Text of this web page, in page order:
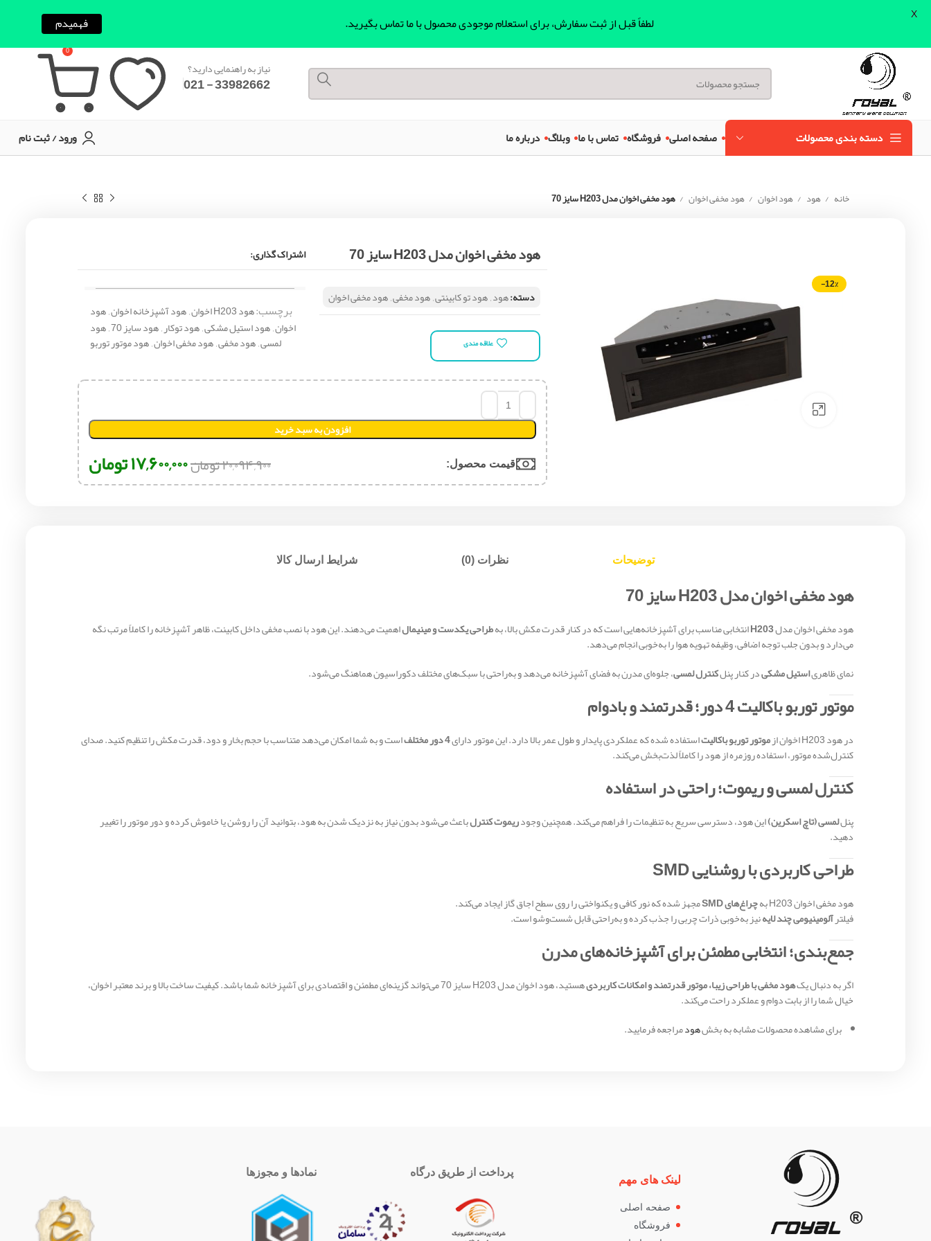
نیاز به راهنمایی دارید؟
33982662 - 021
0
دسته بندی محصولات صفحه اصلی فروشگاه تماس با ما وبلاگ درباره ما ورود / ثبت نام
خانه هود هود اخوان هود مخفی اخوان هود مخفی اخوان مدل H203 سایز 70
-12%
هود مخفی اخوان مدل H203 سایز 70 اشتراک گذاری:
دسته:هود,هود تو کابینتی,هود مخفی,هود مخفی اخوان
علاقه مندی
برچسب:هود H203 اخوان ,هود آشپزخانه اخوان,هود
اخوان,هود استیل مشکی,هود توکار,هود سایز 70 ,هود
لمسی,هود مخفی,هود مخفی اخوان,هود موتور توربو
افزودن به سبد خرید
قیمت محصول:​ ۲۰,۰۹۴,۹۰۰تومان۱۷,۶۰۰,۰۰۰تومان
توضیحات نظرات (0) شرایط ارسال کالا
هود مخفی اخوان مدل H203 سایز 70
هود مخفی اخوان مدلH203انتخابی مناسب برای آشپزخانه‌هایی است که در کنار قدرت مکش بالا، بهطراحی یکدست و مینیمالاهمیت می‌دهند. این هود با نصب مخفی داخل کابینت، ظاهر آشپزخانه را کاملاً مرتب نگه
می‌دارد و بدون جلب توجه اضافی، وظیفه تهویه هوا را به‌خوبی انجام می‌دهد.
نمای ظاهریاستیل مشکیدر کنار پنلکنترل لمسی، جلوه‌ای مدرن به فضای آشپزخانه می‌دهد و به‌راحتی با سبک‌های مختلف دکوراسیون هماهنگ می‌شود.
موتور توربو باکالیت 4 دور؛ قدرتمند و بادوام
در هود H203 اخوان از موتور توربو باکالیتاستفاده شده که عملکردی پایدار و طول عمر بالا دارد. این موتور دارای4 دور مختلف است و به شما امکان می‌دهد متناسب با حجم بخار و دود، قدرت مکش را تنظیم کنید. صدای
کنترل‌شده موتور، استفاده روزمره از هود را کاملاً لذت‌بخش می‌کند.
کنترل لمسی و ریموت؛ راحتی در استفاده
پنللمسی (تاچ اسکرین)این هود، دسترسی سریع به تنظیمات را فراهم می‌کند. همچنین وجودریموت کنترلباعث می‌شود بدون نیاز به نزدیک شدن به هود، بتوانید آن را روشن یا خاموش کرده و دور موتور را تغییر
دهید.
طراحی کاربردی با روشنایی SMD
هود مخفی اخوان H203 به چراغ‌های SMD مجهز شده که نور کافی و یکنواختی را روی سطح اجاق گاز ایجاد می‌کند.
فیلترآلومینیومی چند لایهنیز به‌خوبی ذرات چربی را جذب کرده و به‌راحتی قابل شست‌وشو است.
جمع‌بندی؛ انتخابی مطمئن برای آشپزخانه‌های مدرن
اگر به دنبال یکهود مخفی با طراحی زیبا، موتور قدرتمند و امکانات کاربردی هستید، هود اخوان مدل H203 سایز 70 می‌تواند گزینه‌ای مطمئن و اقتصادی برای آشپزخانه شما باشد. کیفیت ساخت بالا و برند معتبر اخوان،
خیال شما را از بابت دوام و عملکرد راحت می‌کند.
برای مشاهده محصولات مشابه به بخشهودمراجعه فرمایید.
لینک های مهم
صفحه اصلی
فروشگاه
پرداخت از طریق درگاه نمادها و مجوزها
لطفاً قبل از ثبت سفارش، برای استعلام موجودی محصول با ما تماس بگیرید. فهمیدم X